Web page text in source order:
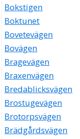
Bokstigen
Boktunet
Bovetevägen
Bovägen
Bragevägen
Braxenvägen
Bredablicksvägen
Brostugevägen
Brotorpsvägen
Brädgårdsvägen